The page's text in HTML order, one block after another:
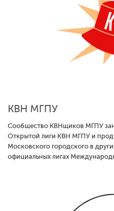
КВН МГПУ
Сообщество КВНщиков МГПУ
Открытой лиги КВН МГПУ и
Московского городского в
официальных лигах